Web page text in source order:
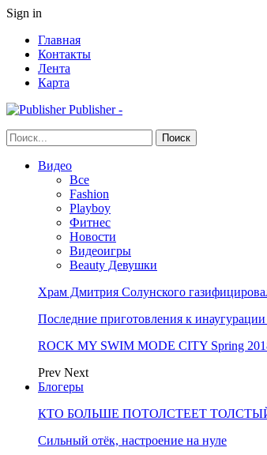
Sign in
Главная
Контакты
Лента
Карта
Publisher -
Видео
Все
Fashion
Playboy
Фитнес
Новости
Видеоигры
Beauty Девушки
Храм Дмитрия Солунского
Последние приготовления к
ROCK MY SWIM MODE CITY Spring
Prev Next
Блогеры
КТО БОЛЬШЕ ПОТОЛСТЕЕТ
Сильный отёк, настроение на нуле